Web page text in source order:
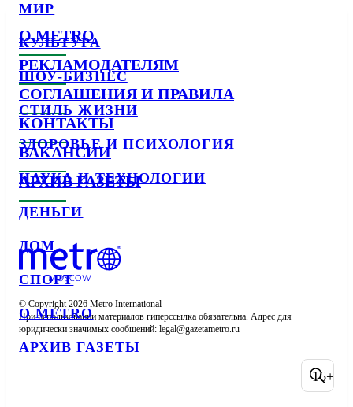
МИР
КУЛЬТУРА
ШОУ-БИЗНЕС
СТИЛЬ ЖИЗНИ
ЗДОРОВЬЕ И ПСИХОЛОГИЯ
НАУКА И ТЕХНОЛОГИИ
ДЕНЬГИ
ДОМ
СПОРТ
О METRO
АРХИВ ГАЗЕТЫ
О METRO
РЕКЛАМОДАТЕЛЯМ
СОГЛАШЕНИЯ И ПРАВИЛА
КОНТАКТЫ
ВАКАНСИИ
АРХИВ ГАЗЕТЫ
© Copyright 2026 Metro International
При использовании материалов гиперссылка обязательна. Адрес для
юридически значимых сообщений:
16+